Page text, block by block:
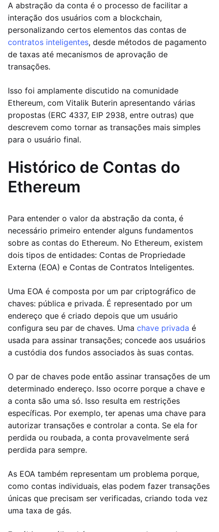
A abstração da conta é o processo de facilitar a
interação dos usuários com a blockchain,
personalizando certos elementos das contas de
contratos inteligentes, desde métodos de pagamento
de taxas até mecanismos de aprovação de
transações.
Isso foi amplamente discutido na comunidade
Ethereum, com Vitalik Buterin apresentando várias
propostas (ERC 4337, EIP 2938, entre outras) que
descrevem como tornar as transações mais simples
para o usuário final.
Histórico de Contas do
Ethereum
Para entender o valor da abstração da conta, é
necessário primeiro entender alguns fundamentos
sobre as contas do Ethereum. No Ethereum, existem
dois tipos de entidades: Contas de Propriedade
Externa (EOA) e Contas de Contratos Inteligentes.
Uma EOA é composta por um par criptográfico de
chaves: pública e privada. É representado por um
endereço que é criado depois que um usuário
configura seu par de chaves. Uma chave privada é
usada para assinar transações; concede aos usuários
a custódia dos fundos associados às suas contas.
O par de chaves pode então assinar transações de um
determinado endereço. Isso ocorre porque a chave e
a conta são uma só. Isso resulta em restrições
específicas. Por exemplo, ter apenas uma chave para
autorizar transações e controlar a conta. Se ela for
perdida ou roubada, a conta provavelmente será
perdida para sempre.
As EOA também representam um problema porque,
como contas individuais, elas podem fazer transações
únicas que precisam ser verificadas, criando toda vez
uma taxa de gás.